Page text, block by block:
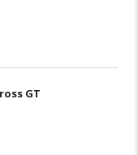
GT